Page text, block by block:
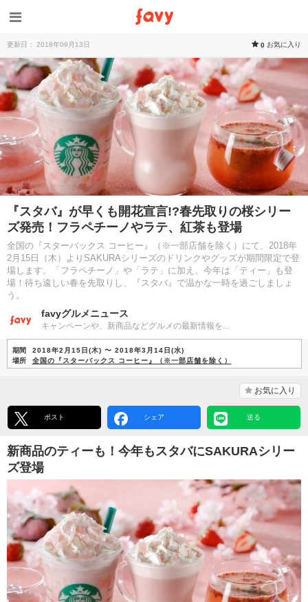
更新日： 2018年09月13日 0 お気に入り
『スタバ』が早くも開花宣言!?春先取りの桜シリー
ズ発売！フラペチーノやラテ、紅茶も登場
全国の『スターバックス コーヒー』（※一部店舗を除く）にて、2018年
2月15日（木）よりSAKURAシリーズのドリンクやグッズが期間限定で登
場します。「フラペチーノ」や「ラテ」に加え、今年は「ティー」も登
場！待ち遠しい春を先取りし、『スタバ』で温かな一時を過ごしましょ
う。
favyグルメニュース
キャンペーンや、新商品などグルメの最新情報を...
期間
2018年2月15日(木) 〜 2018年3月14日(水)
場所
全国の『スターバックス コーヒー』（※一部店舗を除く）
お気に入り
ポスト シェア 送る
新商品のティーも！今年もスタバにSAKURAシリー
ズ登場